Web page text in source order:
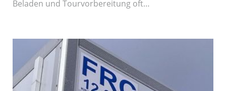
Beladen und Tourvorbereitung oft…